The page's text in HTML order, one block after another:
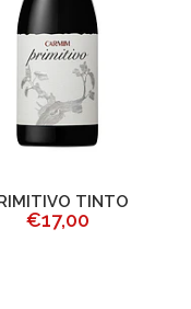
TINTO
€17,00